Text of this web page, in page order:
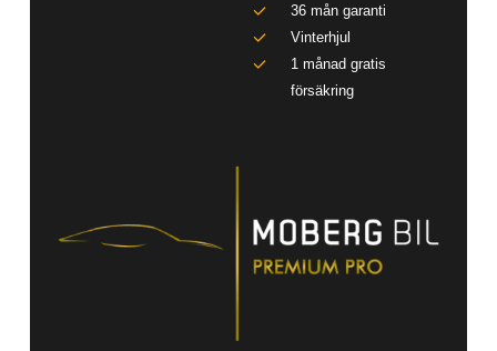
36 mån garanti
Vinterhjul
1 månad gratis
försäkring